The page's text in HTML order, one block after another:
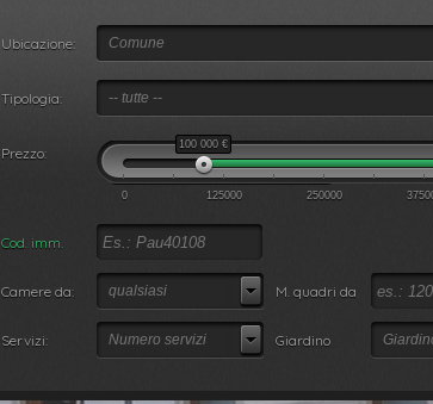
Ubicazione: Comune
Tipologia: -- tutte --
Prezzo: 100 000€
0 125000 250000
Cod. imm.
Camere da: qualsiasi M. quadri da
Servizi: Numero servizi Giardino
Affitto